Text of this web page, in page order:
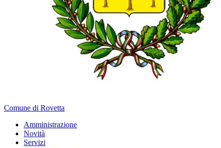
Comune di Rovetta
Amministrazione
Novità
Servizi